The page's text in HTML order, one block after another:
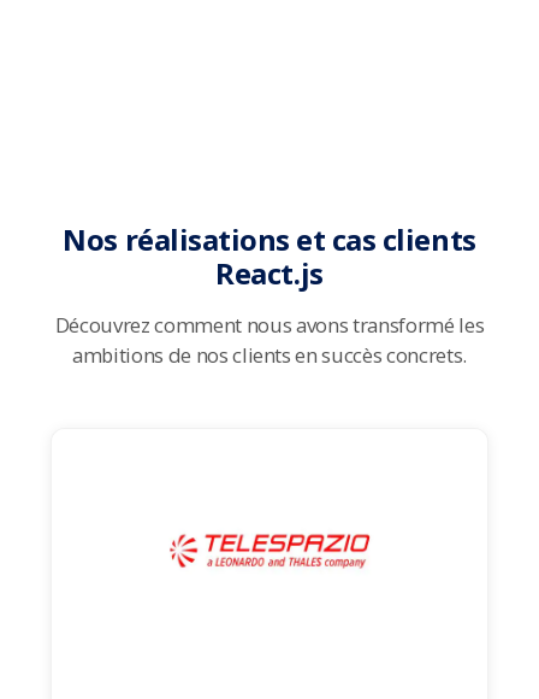
Nos réalisations et cas clients
React.js
Découvrez comment nous avons transformé les
ambitions de nos clients en succès concrets.